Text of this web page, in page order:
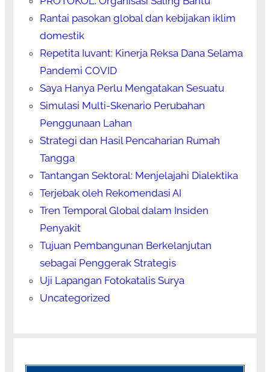
Rantai pasokan global dan kebijakan iklim
domestik
Repetita Iuvant: Kinerja Reksa Dana Selama
Pandemi COVID
Saya Hanya Perlu Mengatakan Sesuatu
Simulasi Multi-Skenario Perubahan
Penggunaan Lahan
Strategi dan Hasil Pencaharian Rumah
Tangga
Tantangan Sektoral: Menjelajahi Dialektika
Terjebak oleh Rekomendasi AI
Tren Temporal Global dalam Insiden
Penyakit
Tujuan Pembangunan Berkelanjutan
sebagai Penggerak Strategis
Uji Lapangan Fotokatalis Surya
Uncategorized